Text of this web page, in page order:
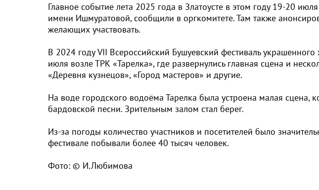
Главное событие лета 2025 года в Златоусте в этом году 19-20
имени Ишмуратовой, сообщили в оргкомитете. Там также
желающих участвовать.
В 2024 году VII Всероссийский Бушуевский фестиваль
июля возле ТРК «Тарелка», где развернулись главная сцена и
«Деревня кузнецов», «Город мастеров» и другие.
На воде городского водоёма Тарелка была устроена малая сцена,
бардовской песни. Зрительным залом стал берег.
Из-за погоды количество участников и посетителей было
фестивале побывали более 40 тысяч человек.
Фото: © И.Любимова